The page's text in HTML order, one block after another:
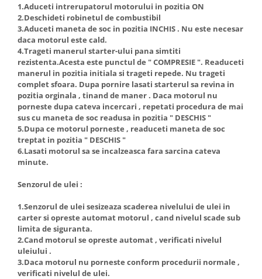
1.Aduceti intrerupatorul motorului in pozitia ON
2.Deschideti robinetul de combustibil
3.Aduceti maneta de soc in pozitia INCHIS . Nu este necesar
daca motorul este cald.
4.Trageti manerul starter-ului pana simtiti
rezistenta.Acesta este punctul de " COMPRESIE ". Readuceti
manerul in pozitia initiala si trageti repede. Nu trageti
complet sfoara. Dupa pornire lasati starterul sa revina in
pozitia orginala , tinand de maner . Daca motorul nu
porneste dupa cateva incercari , repetati procedura de mai
sus cu maneta de soc readusa in pozitia " DESCHIS "
5.Dupa ce motorul porneste , readuceti maneta de soc
treptat in pozitia " DESCHIS "
6.Lasati motorul sa se incalzeasca fara sarcina cateva
minute.
Senzorul de ulei :
1.Senzorul de ulei sesizeaza scaderea nivelului de ulei in
carter si opreste automat motorul , cand nivelul scade sub
limita de siguranta.
2.Cand motorul se opreste automat , verificati nivelul
uleiului .
3.Daca motorul nu porneste conform procedurii normale ,
verificati nivelul de ulei.